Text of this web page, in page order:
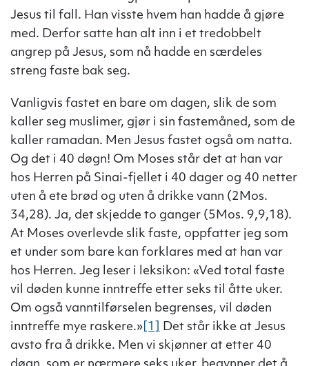
Jesus til fall. Han visste hvem han hadde å gjøre
med. Derfor satte han alt inn i et tredobbelt
angrep på Jesus, som nå hadde en særdeles
streng faste bak seg.
Vanligvis fastet en bare om dagen, slik de som
kaller seg muslimer, gjør i sin fastemåned, som de
kaller ramadan. Men Jesus fastet også om natta.
Og det i 40 døgn! Om Moses står det at han var
hos Herren på Sinai-fjellet i 40 dager og 40 netter
uten å ete brød og uten å drikke vann (2Mos.
34,28). Ja, det skjedde to ganger (5Mos. 9,9,18).
At Moses overlevde slik faste, oppfatter jeg som
et under som bare kan forklares med at han var
hos Herren. Jeg leser i leksikon: «Ved total faste
vil døden kunne inntreffe etter seks til åtte uker.
Om også vanntilførselen begrenses, vil døden
inntreffe mye raskere.» [1]
Det står ikke at Jesus
avsto fra å drikke. Men vi skjønner at etter 40